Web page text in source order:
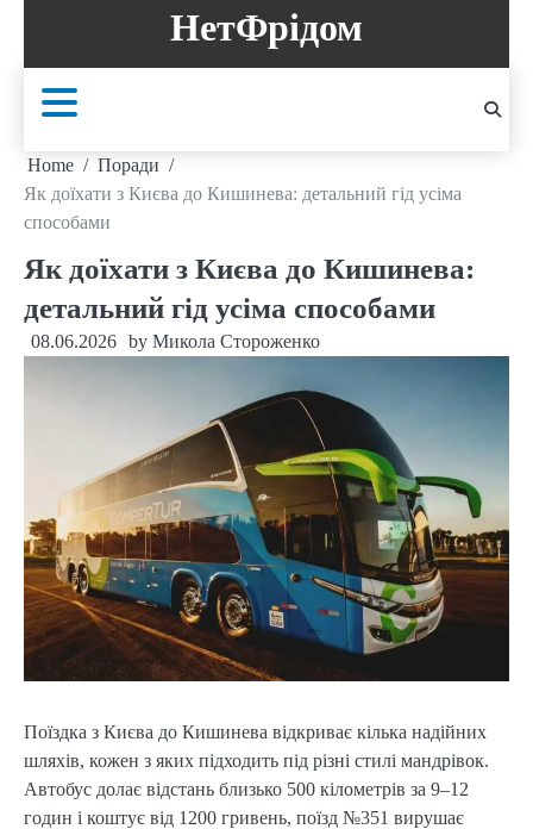
content
НетФрідом
Home
Поради
Як доїхати з Києва до Кишинева: детальний гід усіма
способами
Як доїхати з Києва до Кишинева:
детальний гід усіма способами
08.06.2026 by Микола Стороженко
Поїздка з Києва до Кишинева відкриває кілька надійних
шляхів, кожен з яких підходить під різні стилі мандрівок.
Автобус долає відстань близько 500 кілометрів за 9–12
годин і коштує від 1200 гривень, поїзд №351 вирушає